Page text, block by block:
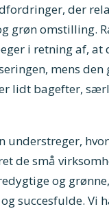
der
grøn omstilling.
i retning af, at
mens den
lidt bagefter,
understreger,
de små
og
succesfulde. Vi